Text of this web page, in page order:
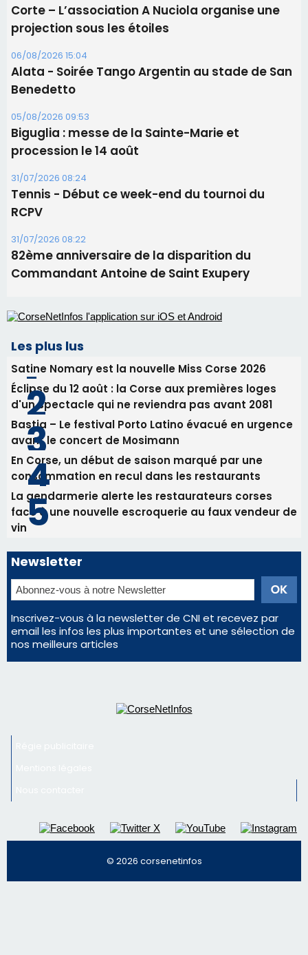
31/07/2026 08:24
Tennis - Début ce week-end du tournoi du
RCPV
31/07/2026 08:22
82ème anniversaire de la disparition du
Commandant Antoine de Saint Exupery
Les plus lus
Satine Nomary est la nouvelle Miss Corse 2026
d'un spectacle qui ne reviendra pas avant 2081
Bastia – Le festival Porto Latino évacué en urgence
avant le concert de Mosimann
consommation en recul dans les restaurants
face à une nouvelle escroquerie au faux vendeur de
vin
Newsletter
Inscrivez-vous à la newsletter de CNI et recevez par
email les infos les plus importantes et une sélection de
nos meilleurs articles
Régie publicitaire
Nous contacter
© 2026 corsenetinfos